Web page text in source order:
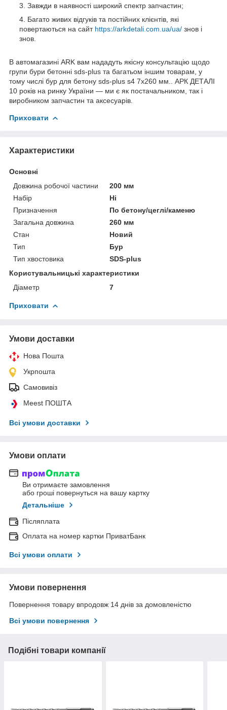
Завжди в наявності широкий спектр запчастин;
Багато живих відгуків та постійних клієнтів, які
повертаються на сайт https://arkdetali.com.ua/ua/ знов і
знов.
В автомагазині ARK вам нададуть якісну консультацію щодо
групи бури бетонні sds-plus та багатьом іншим товарам, у
тому числі бур для бетону sds-plus s4 7x260 мм.. АРК ДЕТАЛІ
10 років на ринку України — ми є як постачальником, так і
виробником запчастин та аксесуарів.
Приховати
Характеристики
Основні
Довжина робочої частини
200 мм
Набір
Ні
Призначення
По бетону/цеглі/каменю
Загальна довжина
260 мм
Стан
Новий
Тип
Бур
Тип хвостовика
SDS-plus
Користувальницькі характеристики
Діаметр
7
Приховати
Умови доставки
Нова Пошта
Укрпошта
Самовивіз
Meest ПОШТА
Всі умови доставки
Умови оплати
Ви отримаєте замовлення
або гроші повернуться на вашу картку
Детальніше
Післяплата
Оплата на номер картки ПриватБанк
Всі умови оплати
Умови повернення
Повернення товару впродовж 14 днів за домовленістю
Всі умови повернення
Подібні товари компанії